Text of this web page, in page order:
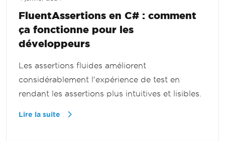
FluentAssertions en C# : comment
ça fonctionne pour les
développeurs
Les assertions fluides améliorent
considérablement l'expérience de test en
rendant les assertions plus intuitives et lisibles.
Lire la suite